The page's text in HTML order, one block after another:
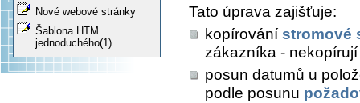
Nové webové stránky
Šablona HTM
jednoduchého(1)
Tato úprava zajišťuje:
kopírování stromové
zákazníka -
posun datumů u
podle posunu